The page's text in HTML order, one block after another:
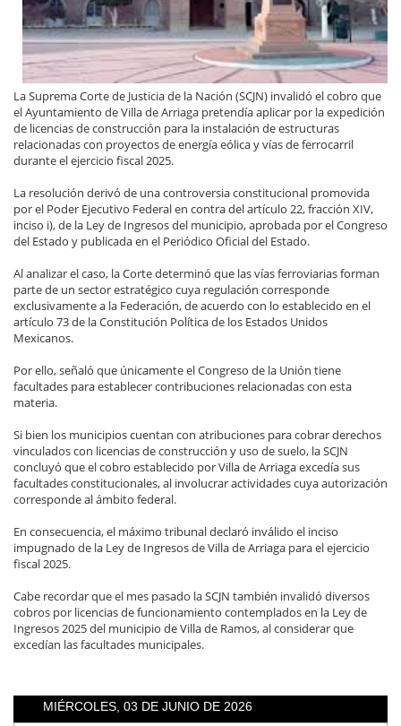
La Suprema Corte de Justicia de la Nación (SCJN) invalidó el cobro que
el Ayuntamiento de Villa de Arriaga pretendía aplicar por la expedición
de licencias de construcción para la instalación de estructuras
relacionadas con proyectos de energía eólica y vías de ferrocarril
durante el ejercicio fiscal 2025.
La resolución derivó de una controversia constitucional promovida
por el Poder Ejecutivo Federal en contra del artículo 22, fracción XIV,
inciso i), de la Ley de Ingresos del municipio, aprobada por el Congreso
del Estado y publicada en el Periódico Oficial del Estado.
Al analizar el caso, la Corte determinó que las vías ferroviarias forman
parte de un sector estratégico cuya regulación corresponde
exclusivamente a la Federación, de acuerdo con lo establecido en el
artículo 73 de la Constitución Política de los Estados Unidos
Mexicanos.
Por ello, señaló que únicamente el Congreso de la Unión tiene
facultades para establecer contribuciones relacionadas con esta
materia.
Si bien los municipios cuentan con atribuciones para cobrar derechos
vinculados con licencias de construcción y uso de suelo, la SCJN
concluyó que el cobro establecido por Villa de Arriaga excedía sus
facultades constitucionales, al involucrar actividades cuya autorización
corresponde al ámbito federal.
En consecuencia, el máximo tribunal declaró inválido el inciso
impugnado de la Ley de Ingresos de Villa de Arriaga para el ejercicio
fiscal 2025.
Cabe recordar que el mes pasado la SCJN también invalidó diversos
cobros por licencias de funcionamiento contemplados en la Ley de
Ingresos 2025 del municipio de Villa de Ramos, al considerar que
excedían las facultades municipales.
MIÉRCOLES, 03 DE JUNIO DE 2026